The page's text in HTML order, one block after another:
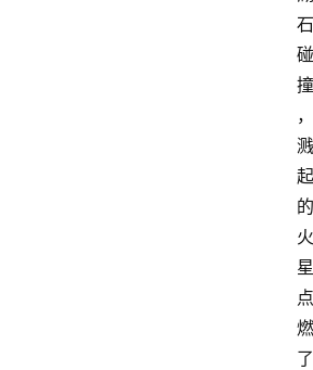
石
碰
撞
，
溅
起
的
火
星
点
燃
了